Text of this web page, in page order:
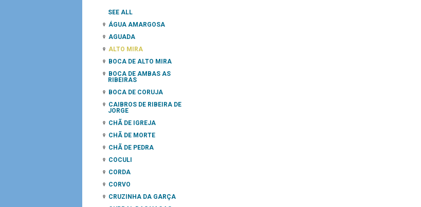
SEE ALL
ÁGUA AMARGOSA
AGUADA
ALTO MIRA
BOCA DE ALTO MIRA
BOCA DE AMBAS AS
RIBEIRAS
BOCA DE CORUJA
CAIBROS DE RIBEIRA DE
JORGE
CHÃ DE IGREJA
CHÃ DE MORTE
CHÃ DE PEDRA
COCULI
CORDA
CORVO
CRUZINHA DA GARÇA